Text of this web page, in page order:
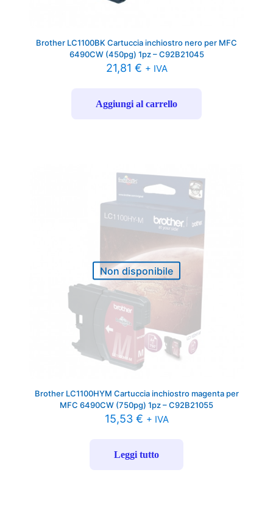
Brother LC1100BK Cartuccia inchiostro nero per MFC
6490CW (450pg) 1pz – C92B21045
21,81 € + IVA
Aggiungi al carrello
Non disponibile
Brother LC1100HYM Cartuccia inchiostro magenta per
MFC 6490CW (750pg) 1pz – C92B21055
15,53 € + IVA
Leggi tutto